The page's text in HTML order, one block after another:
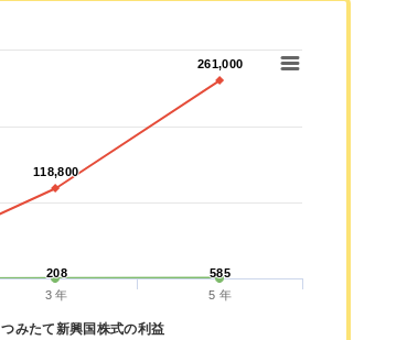
208
208 585
585
118,800
118,800
261,000
261,000
つみたて新興国株式の利益
3 年 5 年